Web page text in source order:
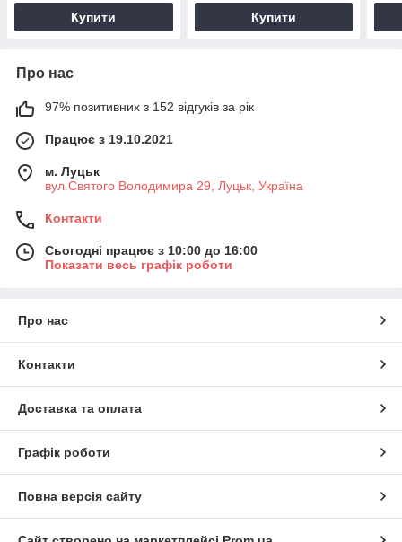
Купити Купити
Про нас
97% позитивних з 152 відгуків за рік
Працює з 19.10.2021
м. Луцьк
вул.Святого Володимира 29, Луцьк, Україна
Контакти
Сьогодні працює з 10:00 до 16:00
Показати весь графік роботи
Про нас
Контакти
Доставка та оплата
Графік роботи
Повна версія сайту